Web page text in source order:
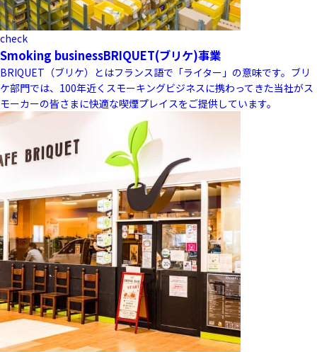
check
Smoking businessBRIQUET(ブリケ)事業
BRIQUET（ブリケ）とはフランス語で「ライター」の意味です。ブリ
ケ部門では、100年近くスモーキングビジネスに携わってきた当社がス
モーカーの皆さまに快適な喫煙プレイスをご提供しています。